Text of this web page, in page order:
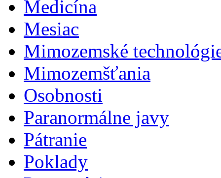
Medicína
Mesiac
Mimozemské
Mimozemšťania
Osobnosti
Paranormálne javy
Pátranie
Poklady